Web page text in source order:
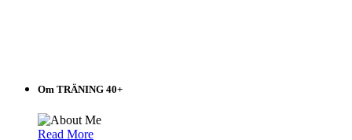
Om TRÄNING 40+
Read More